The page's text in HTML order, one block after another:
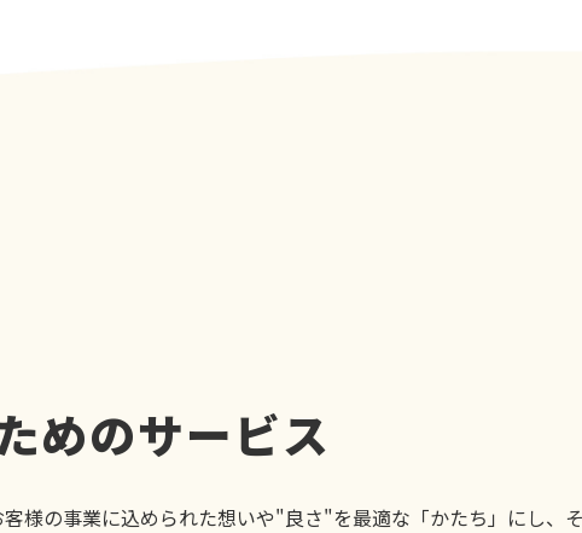
めのサービス
様の事業に込められた想いや"良さ"を最適な「かたち」にし、